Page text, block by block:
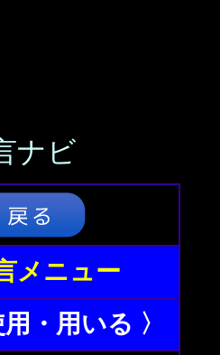
ナビ
メニュー
・用いる 〉